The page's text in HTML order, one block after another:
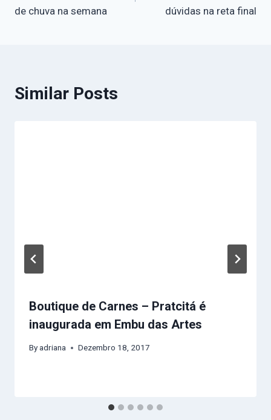
de chuva na semana
dúvidas na reta final
Similar Posts
Boutique de Carnes – Pratcitá é
inaugurada em Embu das Artes
Byadriana Dezembro 18, 2017